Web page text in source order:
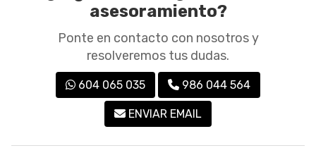
asesoramiento?
Ponte en contacto con nosotros y
resolveremos tus dudas.
604 065 035 986 044 564
ENVIAR EMAIL